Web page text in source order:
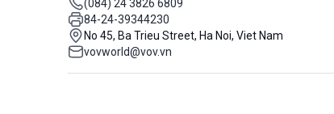
(084) 24 3826 6809
84-24-39344230
No 45, Ba Trieu Street, Ha Noi, Viet Nam
vovworld@vov.vn